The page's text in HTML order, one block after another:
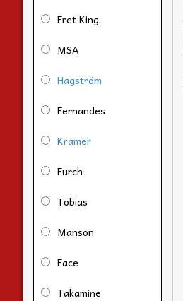
Fret King
MSA
Hagström
Fernandes
Kramer
Furch
Tobias
Manson
Face
Takamine